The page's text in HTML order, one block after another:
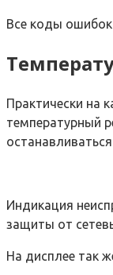
Все коды
Практически на
температурный
Индикация
защиты от
На дисплее так